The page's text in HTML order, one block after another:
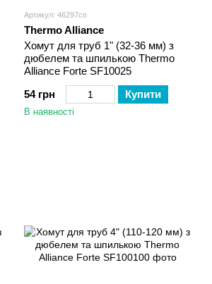
Артикул: 46297сп
Thermo Alliance
Хомут для труб 1" (32-36 мм) з
дюбелем та шпилькою Thermo
Alliance Forte SF10025
54 грн
Купити
В наявності